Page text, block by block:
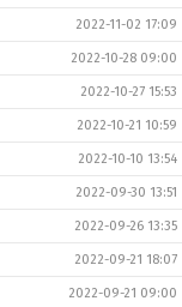
2022-11-02 17:09
2022-10-28 09:00
2022-10-27 15:53
2022-10-21 10:59
2022-10-10 13:54
2022-09-30 13:51
2022-09-26 13:35
2022-09-21 18:07
2022-09-21 09:00